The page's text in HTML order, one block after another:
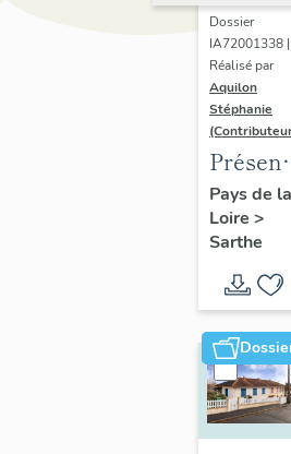
Dossier
IA72001338 |
Réalisé par
Aquilon
Stéphanie
de
Vallée
du Loir,
autour
de La
sur-le-
Loir
Pays de la
Loire >
Sarthe